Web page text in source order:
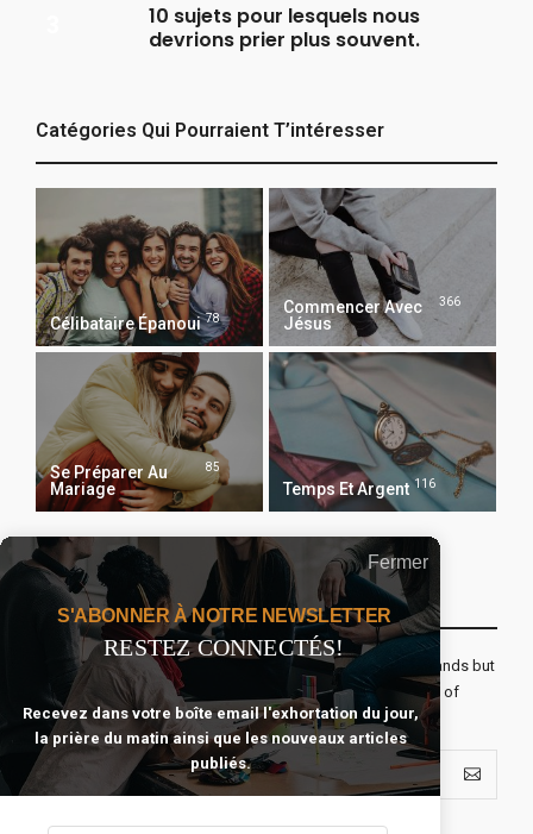
10 sujets pour lesquels nous
devrions prier plus souvent.
Catégories Qui Pourraient T’intéresser
Célibataire Épanoui 78
Commencer Avec
Jésus
366
Se Préparer Au
Mariage
85
Temps Et Argent 116
Recevoir Notre Newsletter Chaque Matin
The real voyage of discovery consists not in seeking new lands but
seeing with new eyes. All journeys have secret destinations of
which the traveler is unaware.
Fermer
S'ABONNER À NOTRE NEWSLETTER
RESTEZ CONNECTÉS!
Recevez dans votre boîte email l'exhortation du jour,
la prière du matin ainsi que les nouveaux articles
publiés.